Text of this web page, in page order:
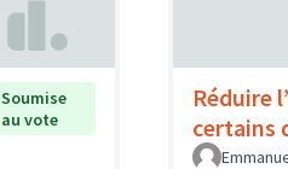
Soumise
au vote
Réduire
certains